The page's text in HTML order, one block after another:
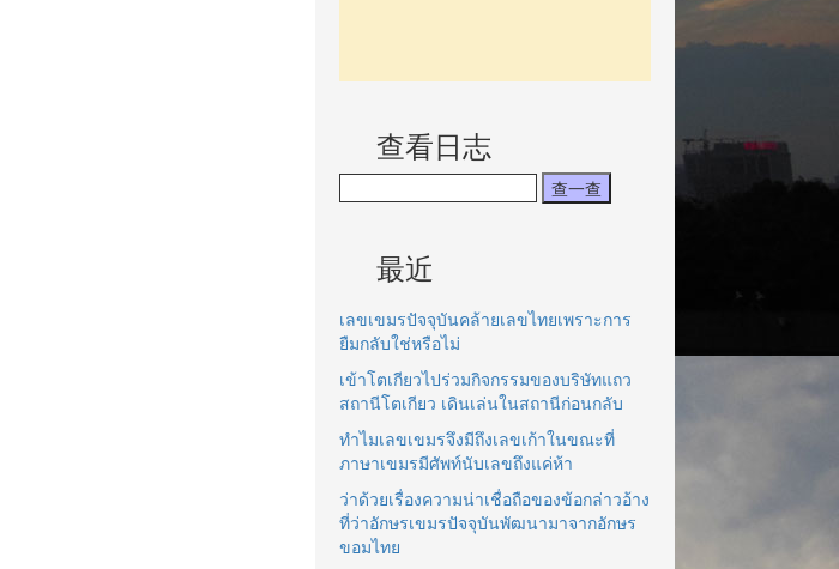
查看日志
最近
เลขเขมรปัจจุบันคล้ายเลขไทยเพราะการ
ยืมกลับใช่หรือไม่
เข้าโตเกียวไปร่วมกิจกรรมของบริษัทแถว
สถานีโตเกียว เดินเล่นในสถานีก่อนกลับ
ทำไมเลขเขมรจึงมีถึงเลขเก้าในขณะที่
ภาษาเขมรมีศัพท์นับเลขถึงแค่ห้า
ว่าด้วยเรื่องความน่าเชื่อถือของข้อกล่าวอ้าง
ที่ว่าอักษรเขมรปัจจุบันพัฒนามาจากอักษร
ขอมไทย